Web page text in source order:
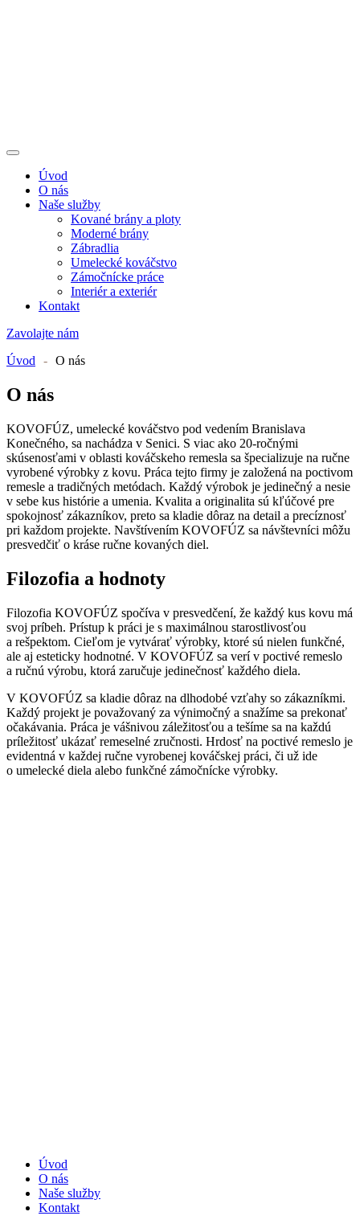
Úvod
O nás
Naše služby
Kované brány a ploty
Moderné brány
Zábradlia
Umelecké kováčstvo
Zámočnícke práce
Interiér a exteriér
Kontakt
Zavolajte nám
Úvod
- O nás
O nás
KOVOFÚZ, umelecké kováčstvo pod vedením Branislava
Konečného, sa nachádza v Senici. S viac ako 20-ročnými
skúsenosťami v oblasti kováčskeho remesla sa špecializuje na ručne
vyrobené výrobky z kovu. Práca tejto firmy je založená na poctivom
remesle a tradičných metódach. Každý výrobok je jedinečný a nesie
v sebe kus histórie a umenia. Kvalita a originalita sú kľúčové pre
spokojnosť zákazníkov, preto sa kladie dôraz na detail a precíznosť
pri každom projekte. Navštívením KOVOFÚZ sa návštevníci môžu
presvedčiť o kráse ručne kovaných diel.
Filozofia a hodnoty
Filozofia KOVOFÚZ spočíva v presvedčení, že každý kus kovu má
svoj príbeh. Prístup k práci je s maximálnou starostlivosťou
a rešpektom. Cieľom je vytvárať výrobky, ktoré sú nielen funkčné,
ale aj esteticky hodnotné. V KOVOFÚZ sa verí v poctivé remeslo
a ručnú výrobu, ktorá zaručuje jedinečnosť každého diela.
V KOVOFÚZ sa kladie dôraz na dlhodobé vzťahy so zákazníkmi.
Každý projekt je považovaný za výnimočný a snažíme sa prekonať
očakávania. Práca je vášnivou záležitosťou a tešíme sa na každú
príležitosť ukázať remeselné zručnosti. Hrdosť na poctivé remeslo je
evidentná v každej ručne vyrobenej kováčskej práci, či už ide
o umelecké diela alebo funkčné zámočnícke výrobky.
Úvod
O nás
Naše služby
Kontakt